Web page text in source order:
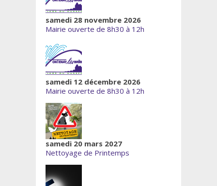
samedi 28 novembre 2026
Mairie ouverte de 8h30 à 12h
samedi 12 décembre 2026
Mairie ouverte de 8h30 à 12h
samedi 20 mars 2027
Nettoyage de Printemps